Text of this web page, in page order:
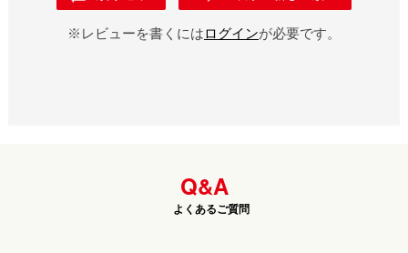
※レビューを書くにはログインが必要です。
Q&A